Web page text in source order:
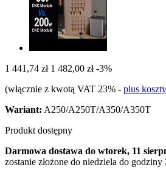
1 441,74 zł 1 482,00 zł -3%
(włącznie z kwotą VAT 23% - plus
Wariant: A250/A250T/A350/A350T
Produkt dostępny
Darmowa dostawa do wtorek, 11
zostanie złożone do niedziela do godziny